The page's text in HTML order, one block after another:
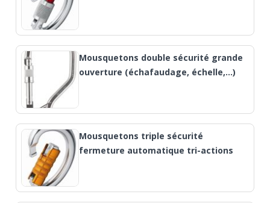
Mousquetons double sécurité grande
ouverture (échafaudage, échelle,…)
Mousquetons triple sécurité
fermeture automatique tri-actions